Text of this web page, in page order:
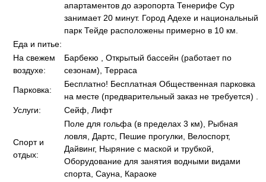
апартаментов до аэропорта Тенерифе Сур
занимает 20 минут. Город Адехе и национальный
парк Тейде расположены примерно в 10 км.
Еда и питье:
На свежем
воздухе:
Барбекю , Открытый бассейн (работает по
сезонам), Терраса
Парковка:
Бесплатно! Бесплатная Общественная парковка
на месте (предварительный заказ не требуется) .
Услуги:
Сейф, Лифт
Спорт и
отдых:
Поле для гольфа (в пределах 3 км), Рыбная
ловля, Дартс, Пешие прогулки, Велоспорт,
Дайвинг, Ныряние с маской и трубкой,
Оборудование для занятия водными видами
спорта, Сауна, Караоке